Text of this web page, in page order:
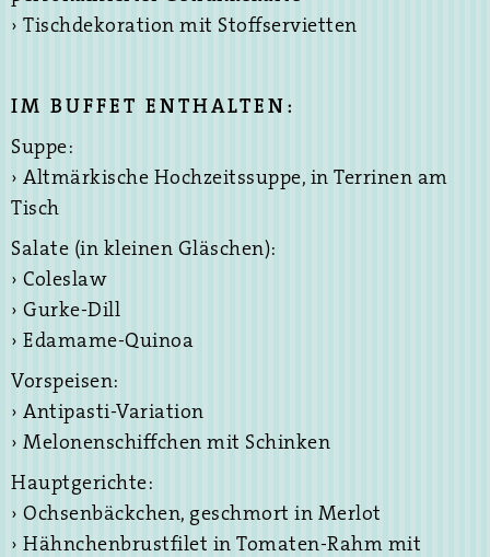
› Tischdekoration mit Stoffservietten
IM BUFFET ENTHALTEN:
Suppe:
› Altmärkische Hochzeitssuppe, in Terrinen am
Tisch
Salate (in kleinen Gläschen):
› Coleslaw
› Gurke-Dill
› Edamame-Quinoa
Vorspeisen:
› Antipasti-Variation
› Melonenschiffchen mit Schinken
Hauptgerichte:
› Ochsenbäckchen, geschmort in Merlot
› Hähnchenbrustfilet in Tomaten-Rahm mit